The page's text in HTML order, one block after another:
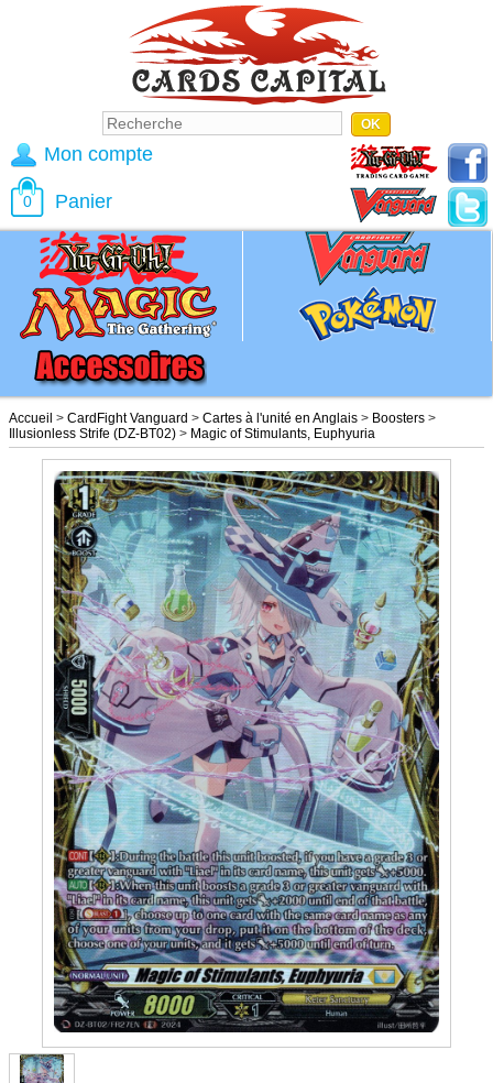
Accueil > CardFight Vanguard > Cartes à l'unité en Anglais > Boosters >
Illusionless Strife (DZ-BT02) > Magic of Stimulants, Euphyuria
Mon compte
0 Panier